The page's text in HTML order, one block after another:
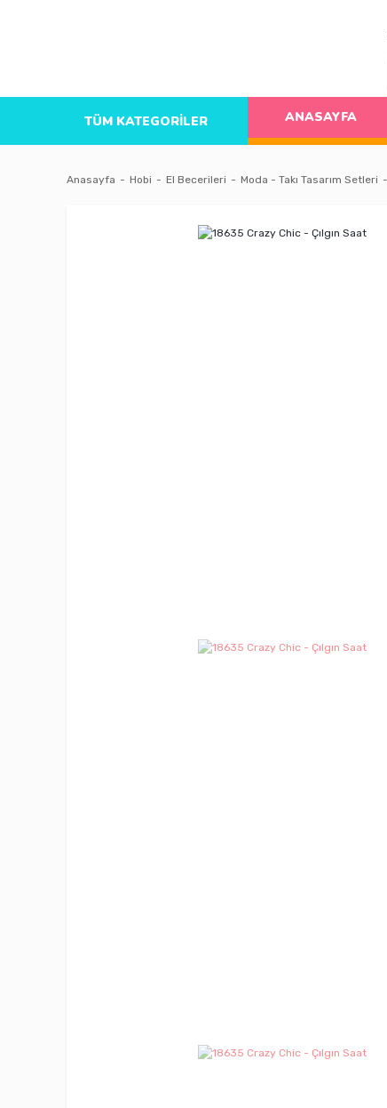
TÜM KATEGORİLER ANASAYFA
Anasayfa Hobi El Becerileri Moda - Takı Tasarım Setleri